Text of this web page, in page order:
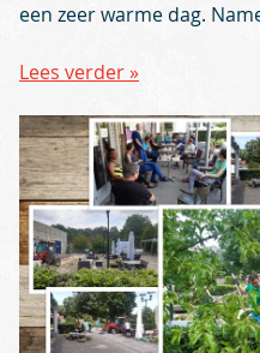
een zeer warme dag.
Lees verder »